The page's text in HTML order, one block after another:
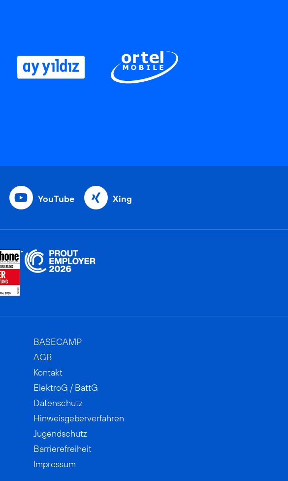
YouTube Xing
BASECAMP
AGB
Kontakt
ElektroG / BattG
Datenschutz
Hinweisgeberverfahren
Jugendschutz
Barrierefreiheit
Impressum